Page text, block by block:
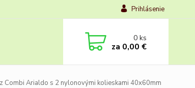
Prihlásenie
0ks
za 0,00 €
Combi Arialdo s 2 nylonovými kolieskami 40x60mm